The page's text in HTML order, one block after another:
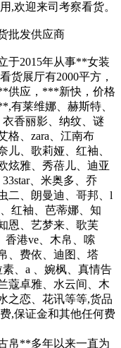
,欢迎来司考察看货。
批发供应商
于2015年从事**女装
货展厅有2000平方，
供应，***新快，价格
有莱维娜、赫斯特、
香丽影、纳纹、谜
格、zara、江南布
儿、歌莉娅、红袖、
炫雅、秀蓓儿、迪亚
、米奥多、乔
二、朗曼迪、哥邦、l
红袖、芭蒂娜、知
恩、艺梦来、歌芙
香港ve、木帛、嗦
、费依、迪图、塔
、a 、婉枫、真情告
蔻卓雅、水云间、木
之恋、花讯等等,货品
,保证金和其他任何费
帛**多年以来一直为